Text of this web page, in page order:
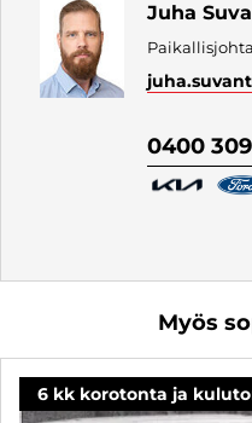
Juha
0400
Myös
6 kk korotonta ja